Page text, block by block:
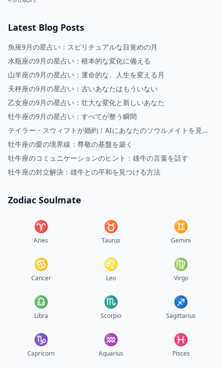
Latest Blog Posts
魚座9月の星占い：スピリチュアルな目覚めの月
水瓶座の9月の星占い：根本的な変化に備える
山羊座の9月の星占い：運命的な、人生を変える月
天秤座の9月の星占い：古いあなたはもういない
乙女座の9月の星占い：壮大な変化と新しいあなた
牡牛座の9月の星占い：すべてが整う瞬間
テイラー・スウィフトが婚約！AIにあなたのソウルメイトを見せ
てもらいましょう
牡牛座の愛の境界線：尊敬の基盤を築く
牡牛座のコミュニケーションのヒント：雄牛の言葉を話す
牡牛座の対立解決：雄牛との平和を見つける方法
Zodiac Soulmate
♈︎
Aries
♉︎
Taurus
♊︎
Gemini
♋︎
Cancer
♌︎
Leo
♍︎
Virgo
♎︎
Libra
♏︎
Scorpio
♐︎
Sagittarius
♑︎
Capricorn
♒︎
Aquarius
♓︎
Pisces